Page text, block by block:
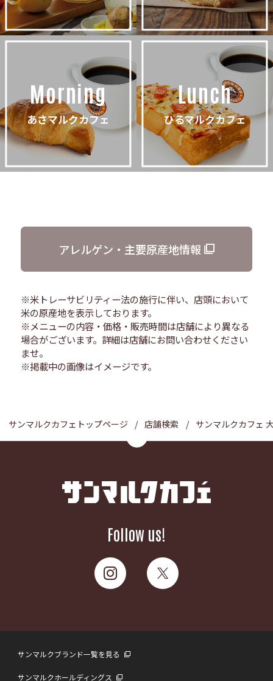
Morning
あさマルクカフェ
Lunch
ひるマルクカフェ
アレルゲン・主要原産地情報
※米トレーサビリティー法の施行に伴い、店頭において
米の原産地を表示しております。
※メニューの内容・価格・販売時間は店舗により異なる
場合がございます。詳細は店舗にお問い合わせください
ませ。
※掲載中の画像はイメージです。
サンマルクカフェトップページ 店舗検索 サンマルクカフェ
Follow us!
サンマルクブランド一覧を見る
サンマルクホールディングス